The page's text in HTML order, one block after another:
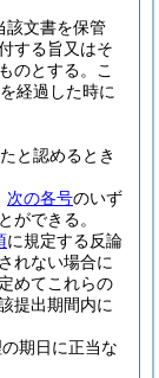
該文書を保管
する旨又はそ
のとする。
こ
経過した時に
と認めるとき
次の各号のいず
ができる。
に規定する反論
れない場合に
めてこれらの
提出期間内に
期日に正当な